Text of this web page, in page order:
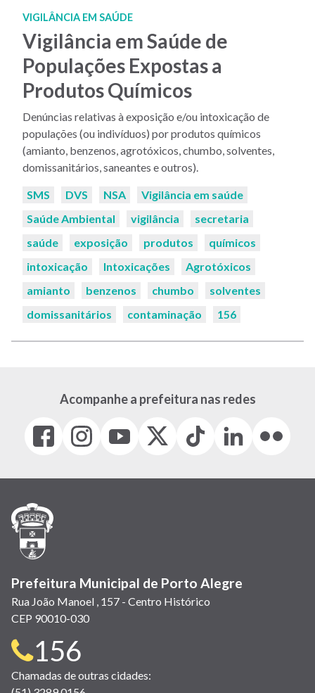
VIGILÂNCIA EM SAÚDE
Vigilância em Saúde de
Populações Expostas a
Produtos Químicos
Denúncias relativas à exposição e/ou intoxicação de
populações (ou indivíduos) por produtos químicos
(amianto, benzenos, agrotóxicos, chumbo, solventes,
domissanitários, saneantes e outros).
Palavras-
SMS DVS NSA
Vigilância em saúde
Saúde Ambiental
vigilância
secretaria
saúde
exposição produtos
químicos
intoxicação
Intoxicações
Agrotóxicos
amianto
benzenos chumbo
solventes
domissanitários
contaminação 156
Acompanhe a prefeitura nas redes
Facebook
(link
em
janela)
Instagram
(link
em
(link
em
(Antigo
(link
Tiktok
(link
em
LinkedIn
(link
em
(link
em
Prefeitura Municipal de Porto Alegre
Rua João Manoel , 157 - Centro Histórico
CEP 90010-030
Telefone
para
156
Chamadas de outras cidades: